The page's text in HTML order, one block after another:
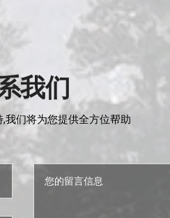
我们
我们将为您提供全方位帮助